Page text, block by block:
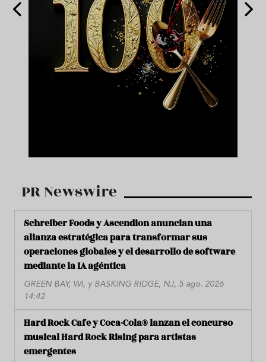
PR Newswire
Schreiber Foods y Ascendion anuncian una
alianza estratégica para transformar sus
operaciones globales y el desarrollo de software
mediante la IA agéntica
GREEN BAY, WI, y BASKING RIDGE, NJ, 5 ago. 2026
14:42
Hard Rock Cafe y Coca-Cola® lanzan el concurso
musical Hard Rock Rising para artistas
emergentes